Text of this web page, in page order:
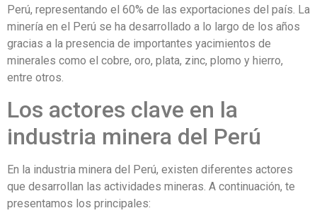
Perú, representando el 60% de las exportaciones del país. La
minería en el Perú se ha desarrollado a lo largo de los años
gracias a la presencia de importantes yacimientos de
minerales como el cobre, oro, plata, zinc, plomo y hierro,
entre otros.
Los actores clave en la
industria minera del Perú
En la industria minera del Perú, existen diferentes actores
que desarrollan las actividades mineras. A continuación, te
presentamos los principales: